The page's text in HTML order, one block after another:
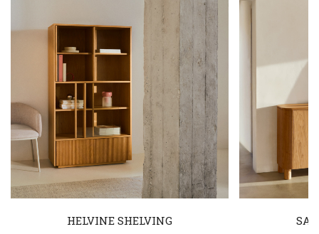
HELVINE SHELVING